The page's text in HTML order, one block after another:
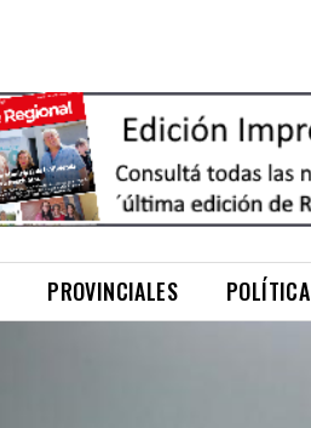
PROVINCIALES POLÍTICA